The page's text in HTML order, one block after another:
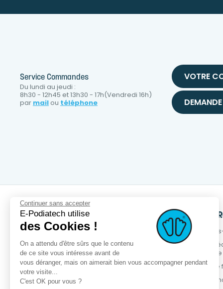
Service Commandes
Du lundi au jeudi :
8h30 - 12h45 et 13h30 - 17h(Vendredi 16h)
par mail ou téléphone
VOTRE
SERVICES
OPCT® Factory
Services +
Service métier
Podia-Finder
Formations
Nouveaux produits
Meilleures ventes
Promotions
NOTRE
Qui
Démarche
responsable
Programme
Contactez-
Continuer sans accepter
E-Podiatech utilise
des Cookies !
On a attendu d'être sûrs que le contenu
de ce site vous intéresse avant de
vous déranger, mais on aimerait bien vous accompagner pendant
votre visite...
C'est OK pour vous ?